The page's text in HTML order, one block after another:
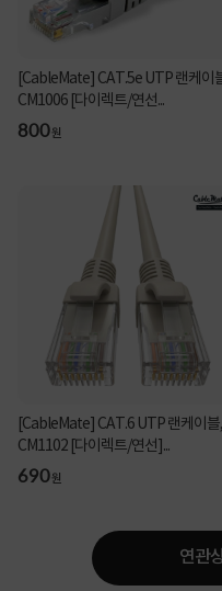
[CableMate] CAT.5e UTP 랜케이
CM1006 [다이렉트/연선...
800원
[CableMate] CAT.6 UTP 랜케이블,
CM1102 [다이렉트/연선]...
690원
연관